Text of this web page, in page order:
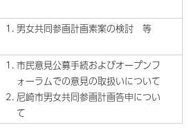
男女共同参画計画素案の検討 等
市民意見公募手続およびオープンフ
ォーラムでの意見の取扱いについて
尼崎市男女共同参画計画答申につい
て